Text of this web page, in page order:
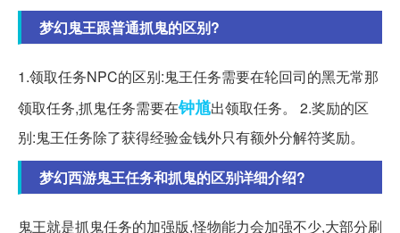
梦幻鬼王跟普通抓鬼的区别?
1.领取任务NPC的区别:鬼王任务需要在轮回司的黑无常那
领取任务,抓鬼任务需要在钟馗出领取任务。 2.奖励的区
别:鬼王任务除了获得经验金钱外只有额外分解符奖励。
梦幻西游鬼王任务和抓鬼的区别详细介绍?
鬼王就是抓鬼任务的加强版,怪物能力会加强不少,大部分刷